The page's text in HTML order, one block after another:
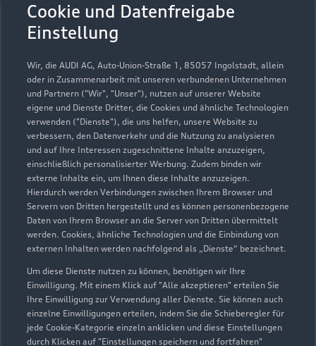
Cookie und Datenfreigabe
Einstellung
Wir, die AUDI AG, Auto-Union-Straße 1, 85057 Ingolstadt, allein
oder in Zusammenarbeit mit unseren verbundenen Unternehmen
und Partnern ("Wir", "Unser"), nutzen auf unserer Website
eigene und Dienste Dritter, die Cookies und ähnliche Technologien
verwenden ("Dienste"), die uns helfen, unsere Website zu
verbessern, den Datenverkehr und die Nutzung zu analysieren
und auf Ihre Interessen zugeschnittene Inhalte anzuzeigen,
einschließlich personalisierter Werbung. Zudem binden wir
externe Inhalte ein, um Ihnen diese Inhalte anzuzeigen.
Hierdurch werden Verbindungen zwischen Ihrem Browser und
Servern von Dritten hergestellt und es können personenbezogene
Daten von Ihrem Browser an die Server von Dritten übermittelt
werden. Cookies, ähnliche Technologien und die Einbindung von
externen Inhalten werden nachfolgend als „Dienste“ bezeichnet.
Um diese Dienste nutzen zu können, benötigen wir Ihre
Einwilligung. Mit einem Klick auf "Alle akzeptieren" erteilen Sie
Ihre Einwilligung zur Verwendung aller Dienste. Sie können auch
einzelne Einwilligungen erteilen, indem Sie die Schieberegler für
jede Cookie-Kategorie einzeln anklicken und diese Einstellungen
durch Klicken auf "Einstellungen speichern und fortfahren"
Gewerbepark Nord-Ost 1
85560 Ebersberg
08092 8291610
audi@autohaus-ebersberg.de
Kontaktdaten herunterladen